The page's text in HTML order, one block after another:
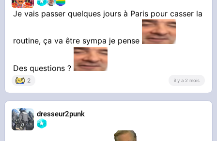
Je vais passer quelques jours à Paris pour casser la
routine, ça va être sympa je pense
Des questions ?
2 il y a 2 mois
dresseur2punk